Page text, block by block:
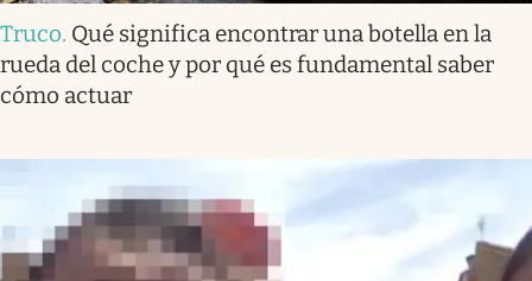
Truco. Qué significa encontrar una botella en la
rueda del coche y por qué es fundamental saber
cómo actuar